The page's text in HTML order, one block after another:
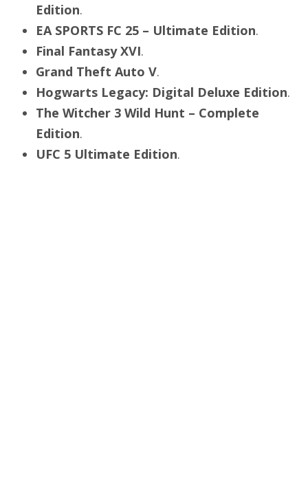
Edition.
EA SPORTS FC 25 – Ultimate Edition.
Final Fantasy XVI.
Grand Theft Auto V.
Hogwarts Legacy: Digital Deluxe Edition.
The Witcher 3 Wild Hunt – Complete
Edition.
UFC 5 Ultimate Edition.